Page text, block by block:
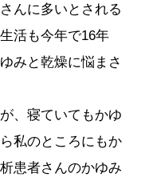
んに多いとされる
活も今年で16年
みと乾燥に悩まさ
、寝ていてもかゆ
私のところにもか
患者さんのかゆみ